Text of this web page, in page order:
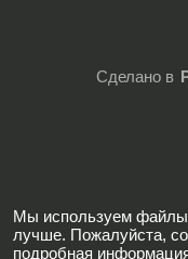
Сделано в
Мы используем файлы
лучше. Пожалуйста,
подробная